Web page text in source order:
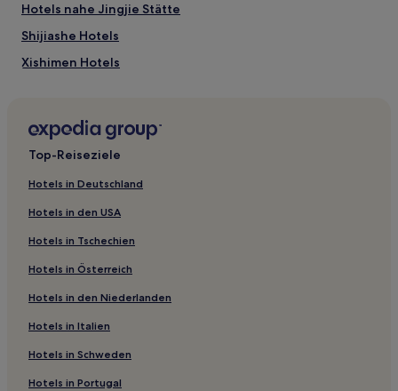
können
zusätzliche
Bedingungen
gelten.
Hotels nahe Jingjie Stätte
Shijiashe Hotels
Xishimen Hotels
Hotels nahe Diji-Stadt
Hotels nahe Guoyu-Altes-Dorf
Jiaocheng Hotels
Hotels nahe Dongfeng Bühne
Qinyuan Hotels
Taigu Hotels
Shanxi: Hotels
Wenshui Kreis Hotels
Top-Reiseziele
Hotels in Deutschland
Hotels in den USA
Hotels in Tschechien
Hotels in Österreich
Hotels in den Niederlanden
Hotels in Italien
Hotels in Schweden
Hotels in Portugal